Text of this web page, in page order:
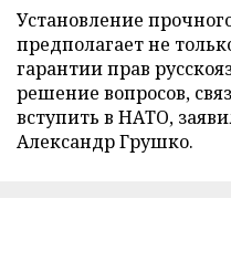
Установление
предполагает не
гарантии прав
решение вопросов,
вступить в НАТО,
Александр Грушко.